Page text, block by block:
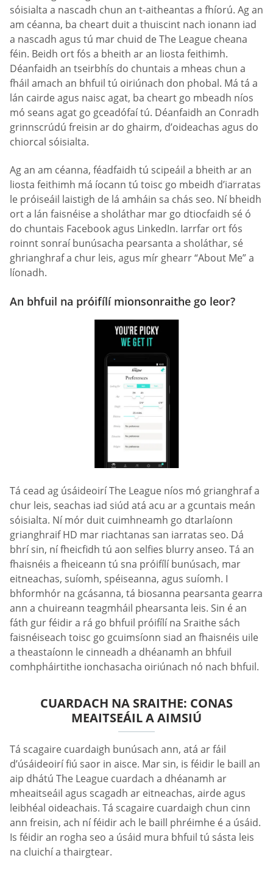
sóisialta a nascadh chun an t-aitheantas a fhíorú. Ag an
am céanna, ba cheart duit a thuiscint nach ionann iad
a nascadh agus tú mar chuid de The League cheana
féin. Beidh ort fós a bheith ar an liosta feithimh.
Déanfaidh an tseirbhís do chuntais a mheas chun a
fháil amach an bhfuil tú oiriúnach don phobal. Má tá a
lán cairde agus naisc agat, ba cheart go mbeadh níos
mó seans agat go gceadófaí tú. Déanfaidh an Conradh
grinnscrúdú freisin ar do ghairm, d’oideachas agus do
chiorcal sóisialta.
Ag an am céanna, féadfaidh tú scipeáil a bheith ar an
liosta feithimh má íocann tú toisc go mbeidh d’iarratas
le próiseáil laistigh de lá amháin sa chás seo. Ní bheidh
ort a lán faisnéise a sholáthar mar go dtiocfaidh sé ó
do chuntais Facebook agus LinkedIn. Iarrfar ort fós
roinnt sonraí bunúsacha pearsanta a sholáthar, sé
ghrianghraf a chur leis, agus mír ghearr “About Me” a
líonadh.
An bhfuil na próifílí mionsonraithe go leor?
Tá cead ag úsáideoirí The League níos mó grianghraf a
chur leis, seachas iad siúd atá acu ar a gcuntais meán
sóisialta. Ní mór duit cuimhneamh go dtarlaíonn
grianghraif HD mar riachtanas san iarratas seo. Dá
bhrí sin, ní fheicfidh tú aon selfies blurry anseo. Tá an
fhaisnéis a fheiceann tú sna próifílí bunúsach, mar
eitneachas, suíomh, spéiseanna, agus suíomh. I
bhformhór na gcásanna, tá biosanna pearsanta gearra
ann a chuireann teagmháil phearsanta leis. Sin é an
fáth gur féidir a rá go bhfuil próifílí na Sraithe sách
faisnéiseach toisc go gcuimsíonn siad an fhaisnéis uile
a theastaíonn le cinneadh a dhéanamh an bhfuil
comhpháirtithe ionchasacha oiriúnach nó nach bhfuil.
CUARDACH NA SRAITHE: CONAS
MEAITSEÁIL A AIMSIÚ
Tá scagaire cuardaigh bunúsach ann, atá ar fáil
d’úsáideoirí fiú saor in aisce. Mar sin, is féidir le baill an
aip dhátú The League cuardach a dhéanamh ar
mheaitseáil agus scagadh ar eitneachas, airde agus
leibhéal oideachais. Tá scagaire cuardaigh chun cinn
ann freisin, ach ní féidir ach le baill phréimhe é a úsáid.
Is féidir an rogha seo a úsáid mura bhfuil tú sásta leis
na cluichí a thairgtear.